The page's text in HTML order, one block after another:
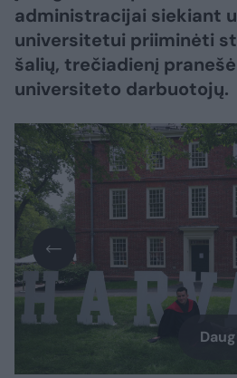
administracijai siekiant
universitetui priiminėti
šalių, trečiadienį
universiteto darbuotojų.